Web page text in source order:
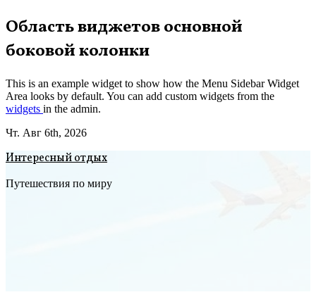
Перейти
к
содержимому
Область виджетов основной
боковой колонки
This is an example widget to show how the Menu Sidebar Widget
Area looks by default. You can add custom widgets from the
widgets in the admin.
Чт. Авг 6th, 2026
Интересный отдых
Путешествия по миру